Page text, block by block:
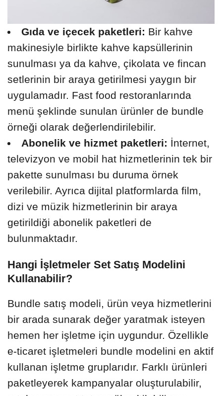
Gıda ve içecek paketleri: Bir kahve
makinesiyle birlikte kahve kapsüllerinin
sunulması ya da kahve, çikolata ve fincan
setlerinin bir araya getirilmesi yaygın bir
uygulamadır. Fast food restoranlarında
menü şeklinde sunulan ürünler de bundle
örneği olarak değerlendirilebilir.
Abonelik ve hizmet paketleri: İnternet,
televizyon ve mobil hat hizmetlerinin tek bir
pakette sunulması bu duruma örnek
verilebilir. Ayrıca dijital platformlarda film,
dizi ve müzik hizmetlerinin bir araya
getirildiği abonelik paketleri de
bulunmaktadır.
Hangi İşletmeler Set Satış Modelini
Kullanabilir?
Bundle satış modeli, ürün veya hizmetlerini
bir arada sunarak değer yaratmak isteyen
hemen her işletme için uygundur. Özellikle
e-ticaret işletmeleri bundle modelini en aktif
kullanan işletme gruplarıdır. Farklı ürünleri
paketleyerek kampanyalar oluşturulabilir,